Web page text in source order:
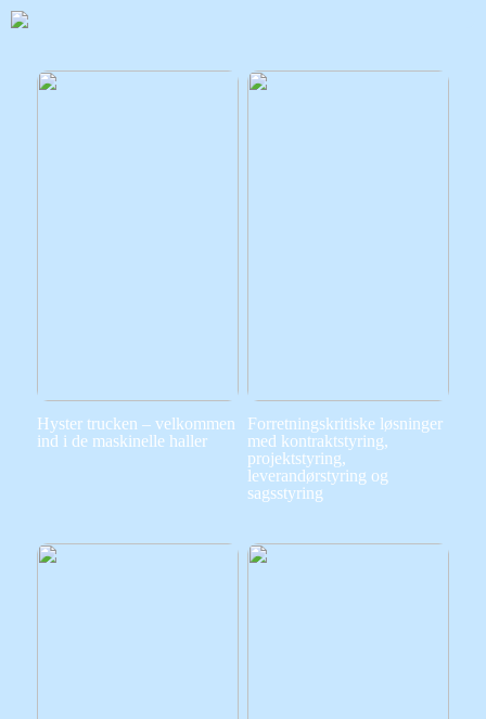
Hyster trucken – velkommen
ind i de maskinelle haller
Forretningskritiske løsninger
med kontraktstyring,
projektstyring,
leverandørstyring og
sagsstyring